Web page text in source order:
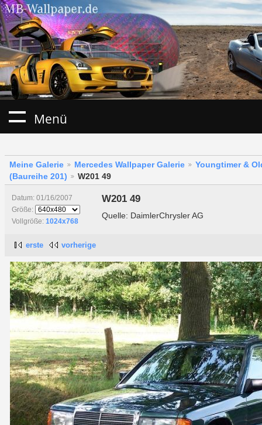
Menü
Meine Galerie Mercedes Wallpaper Galerie
Youngtimer &
(Baureihe 201)
W201 49
Datum: 01/16/2007
Größe:
Vollgröße: 1024x768
W201 49
Quelle: DaimlerChrysler AG
erste vorherige